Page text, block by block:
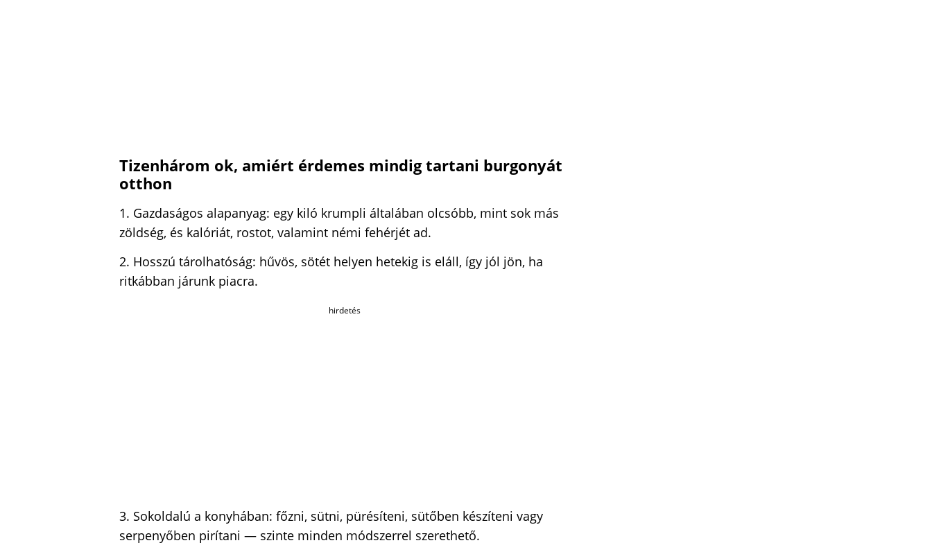
Tizenhárom ok, amiért érdemes mindig tartani burgonyát
otthon
1. Gazdaságos alapanyag: egy kiló krumpli általában olcsóbb, mint sok más
zöldség, és kalóriát, rostot, valamint némi fehérjét ad.
2. Hosszú tárolhatóság: hűvös, sötét helyen hetekig is eláll, így jól jön, ha
ritkábban járunk piacra.
hirdetés
3. Sokoldalú a konyhában: főzni, sütni, pürésíteni, sütőben készíteni vagy
serpenyőben pirítani — szinte minden módszerrel szerethető.